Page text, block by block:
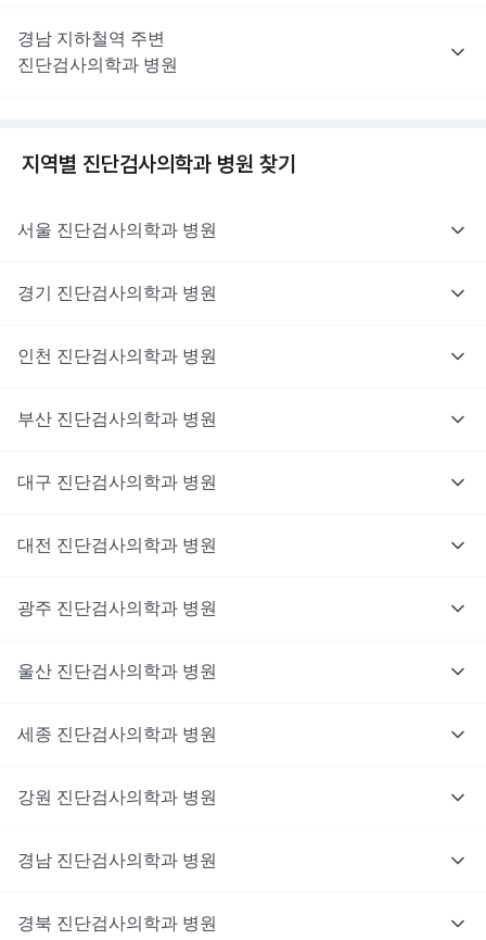
경남 지하철역 주변
진단검사의학과 병원
지역별 진단검사의학과 병원 찾기
서울 진단검사의학과 병원
경기 진단검사의학과 병원
인천 진단검사의학과 병원
부산 진단검사의학과 병원
대구 진단검사의학과 병원
대전 진단검사의학과 병원
광주 진단검사의학과 병원
울산 진단검사의학과 병원
세종 진단검사의학과 병원
강원 진단검사의학과 병원
경남 진단검사의학과 병원
경북 진단검사의학과 병원